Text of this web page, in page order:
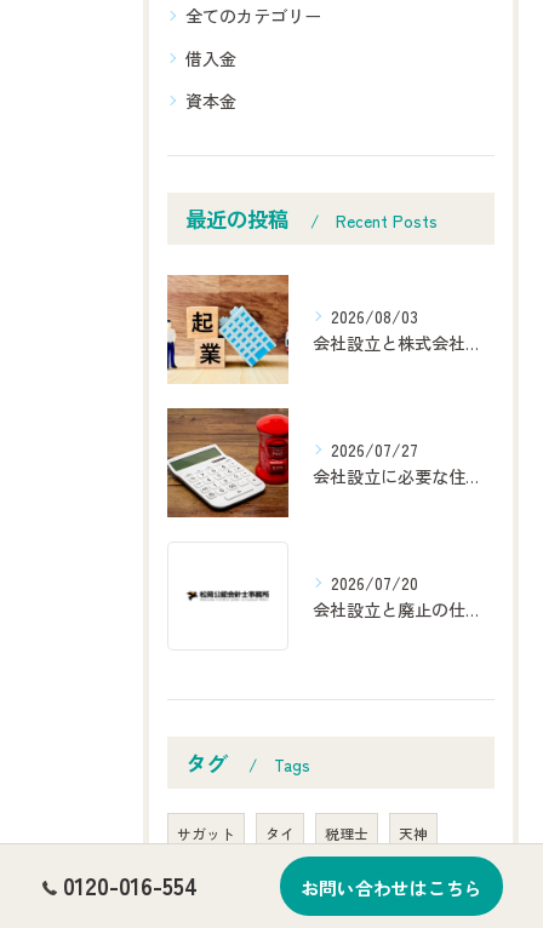
全てのカテゴリー
借入金
資本金
最近の投稿 Recent Posts
2026/08/03
会社設立と株式会社の流れ一人起業でも安心の設計ポイント徹底解説
2026/07/27
会社設立に必要な住民票の福岡県八女郡広川町での効率的な取得方法
2026/07/20
会社設立と廃止の仕組み徹底解説と有限会社が廃止された理由を事例で学ぶ
タグ Tags
サガット タイ 税理士 天神
福岡市 前払費用 明日 天気
0120-016-554 お問い合わせはこちら